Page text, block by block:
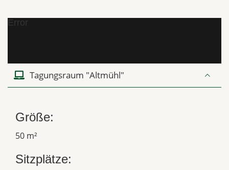
Error
Tagungsraum "Altmühl"
Größe:
50 m²
Sitzplätze: